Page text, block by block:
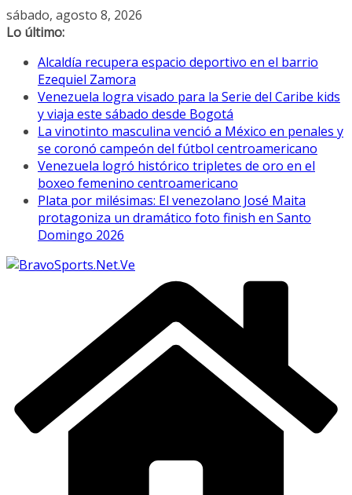
Saltar
al
sábado, agosto 8, 2026
Lo último:
Alcaldía recupera espacio deportivo en el barrio
Ezequiel Zamora
Venezuela logra visado para la Serie del Caribe kids
y viaja este sábado desde Bogotá
La vinotinto masculina venció a México en penales y
se coronó campeón del fútbol centroamericano
Venezuela logró histórico tripletes de oro en el
boxeo femenino centroamericano
Plata por milésimas: El venezolano José Maita
protagoniza un dramático foto finish en Santo
Domingo 2026